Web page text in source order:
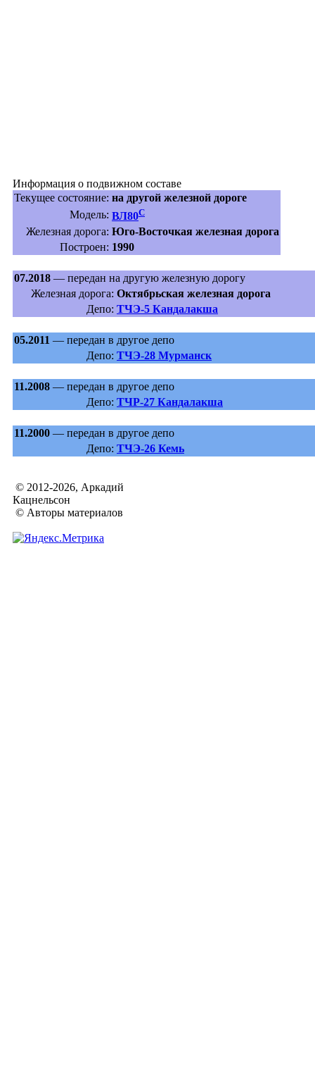
Информация о подвижном составе
Текущее состояние: на другой железной дороге
Модель: ВЛ80С
Железная дорога: Юго-Восточкая железная дорога
Построен: 1990
07.2018 — передан на другую железную дорогу
Железная дорога: Октябрьская железная дорога
Депо: ТЧЭ-5 Кандалакша
05.2011 — передан в другое депо
Депо: ТЧЭ-28 Мурманск
11.2008 — передан в другое депо
Депо: ТЧР-27 Кандалакша
11.2000 — передан в другое депо
Депо: ТЧЭ-26 Кемь
© 2012-2026, Аркадий
Кацнельсон
© Авторы материалов